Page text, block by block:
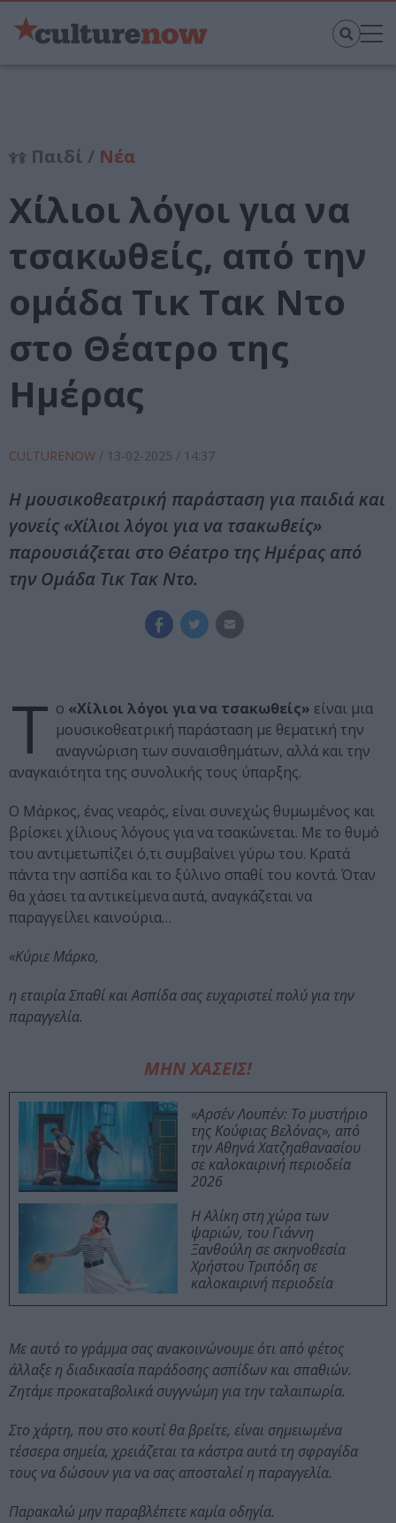
Παιδί / Νέα
Χίλιοι λόγοι για να
τσακωθείς, από την
ομάδα Τικ Τακ Ντο
στο Θέατρο της
Ημέρας
CULTURENOW / 13-02-2025 / 14:37
Η μουσικοθεατρική παράσταση για παιδιά και
γονείς «Χίλιοι λόγοι για να τσακωθείς»
παρουσιάζεται στο Θέατρο της Ημέρας από
την Ομάδα Τικ Τακ Ντο.
Τ ο «Χίλιοι λόγοι για να τσακωθείς» είναι μια
μουσικοθεατρική παράσταση με θεματική την
αναγνώριση των συναισθημάτων, αλλά και την
αναγκαιότητα της συνολικής τους ύπαρξης.
Ο Μάρκος, ένας νεαρός, είναι συνεχώς θυμωμένος και
βρίσκει χίλιους λόγους για να τσακώνεται. Με το θυμό
του αντιμετωπίζει ό,τι συμβαίνει γύρω του. Κρατά
πάντα την ασπίδα και το ξύλινο σπαθί του κοντά. Όταν
θα χάσει τα αντικείμενα αυτά, αναγκάζεται να
παραγγείλει καινούρια…
«Κύριε Μάρκο,
η εταιρία Σπαθί και Ασπίδα σας ευχαριστεί πολύ για την
παραγγελία.
ΜΗΝ ΧΑΣΕΙΣ!
«Αρσέν Λουπέν: Το μυστήριο
της Κούφιας Βελόνας», από
την Αθηνά Χατζηαθανασίου
σε καλοκαιρινή περιοδεία
2026
Η Αλίκη στη χώρα των
ψαριών, του Γιάννη
Ξανθούλη σε σκηνοθεσία
Χρήστου Τριπόδη σε
καλοκαιρινή περιοδεία
Με αυτό το γράμμα σας ανακοινώνουμε ότι από φέτος
άλλαξε η διαδικασία παράδοσης ασπίδων και σπαθιών.
Ζητάμε προκαταβολικά συγγνώμη για την ταλαιπωρία.
Στο χάρτη, που στο κουτί θα βρείτε, είναι σημειωμένα
τέσσερα σημεία, χρειάζεται τα κάστρα αυτά τη σφραγίδα
τους να δώσουν για να σας αποσταλεί η παραγγελία.
Παρακαλώ μην παραβλέπετε καμία οδηγία.